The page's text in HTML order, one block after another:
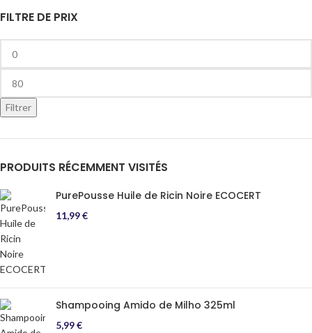
FILTRE DE PRIX
Filtrer
PRODUITS RÉCEMMENT VISITÉS
PurePousse Huile de Ricin Noire ECOCERT
11,99€
Shampooing Amido de Milho 325ml
5,99€